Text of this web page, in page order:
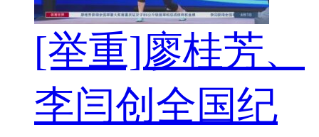
[举重]廖桂芳、
李闫创全国纪